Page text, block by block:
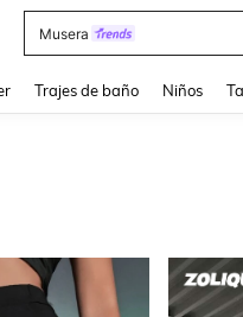
Vestidos Elegantes Para
Trajes de baño Niños